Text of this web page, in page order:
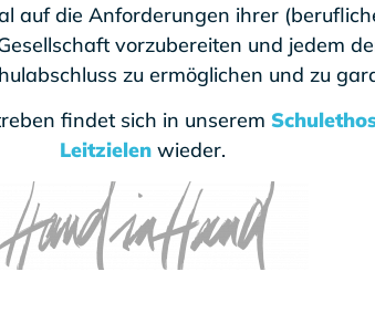
auf die Anforderungen ihrer
vorzubereiten und jedem
zu ermöglichen und zu
findet sich in unserem
Leitzielen wieder.